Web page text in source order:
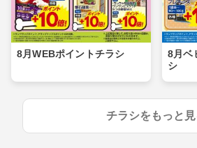
8月WEBポイントチラシ
8月ベ
シ
チラシをもっと